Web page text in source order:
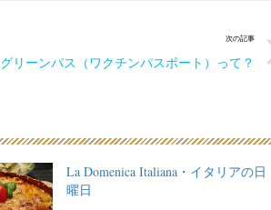
次の記事
グリーンパス（ワクチンパスポート）って？
La Domenica Italiana・イタリアの日
曜日